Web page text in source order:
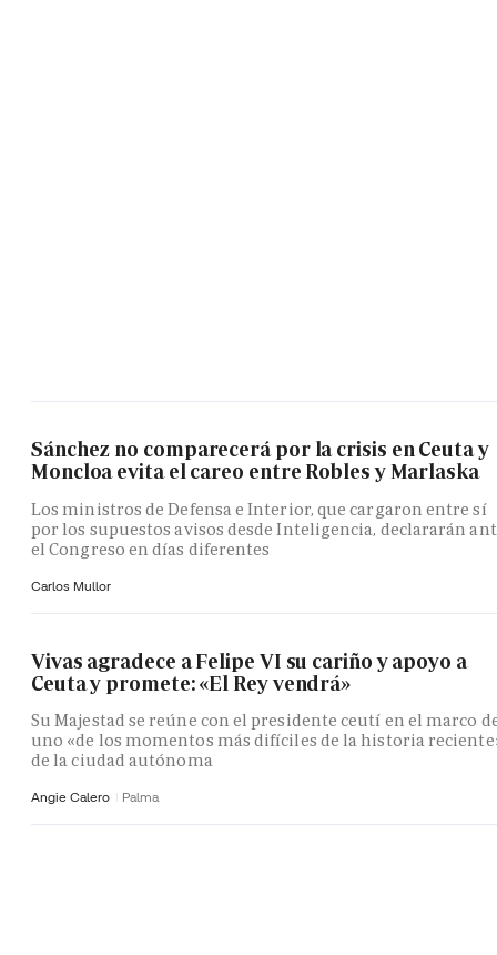
Sánchez no comparecerá por la crisis en Ceuta y
Moncloa evita el careo entre Robles y Marlaska
Los ministros de Defensa e Interior, que cargaron entre sí
por los supuestos avisos desde Inteligencia, declararán
el Congreso en días diferentes
Carlos Mullor
Vivas agradece a Felipe VI su cariño y apoyo a
Ceuta y promete: «El Rey vendrá»
Su Majestad se reúne con el presidente ceutí en el marco
uno «de los momentos más difíciles de la historia
de la ciudad autónoma
Angie Calero Palma